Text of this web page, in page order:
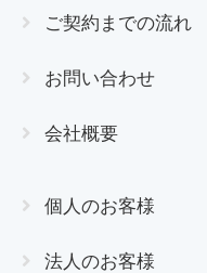
ご契約までの流れ
お問い合わせ
会社概要
個人のお客様
法人のお客様